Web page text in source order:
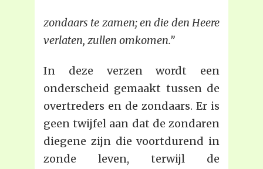
zondaars te zamen; en die den Heere
verlaten, zullen omkomen.”
In deze verzen wordt een
onderscheid gemaakt tussen de
overtreders en de zondaars. Er is
geen twijfel aan dat de zondaren
diegene zijn die voortdurend in
zonde leven, terwijl de